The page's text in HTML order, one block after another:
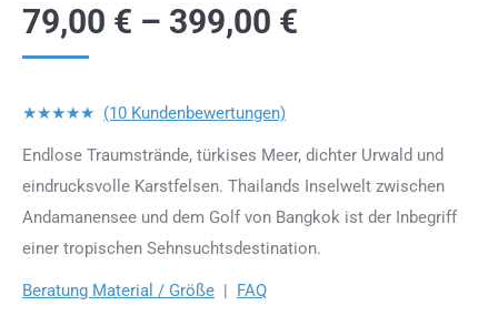
79,00 € – 399,00 €
★★★★★ (10 Kundenbewertungen)
Endlose Traumstrände, türkises Meer, dichter Urwald und
eindrucksvolle Karstfelsen. Thailands Inselwelt zwischen
Andamanensee und dem Golf von Bangkok ist der Inbegriff
einer tropischen Sehnsuchtsdestination.
Beratung Material / Größe | FAQ